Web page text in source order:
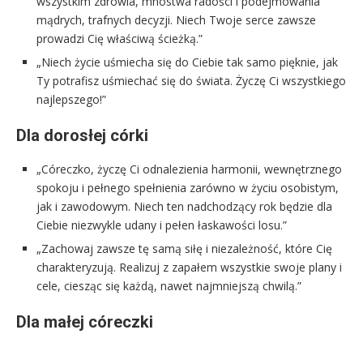
mądrych, trafnych decyzji. Niech Twoje serce zawsze
prowadzi Cię właściwą ścieżką.”
„Niech życie uśmiecha się do Ciebie tak samo pięknie, jak
Ty potrafisz uśmiechać się do świata. Życzę Ci wszystkiego
najlepszego!”
Dla dorosłej córki
„Córeczko, życzę Ci odnalezienia harmonii, wewnętrznego
spokoju i pełnego spełnienia zarówno w życiu osobistym,
jak i zawodowym. Niech ten nadchodzący rok będzie dla
Ciebie niezwykle udany i pełen łaskawości losu.”
„Zachowaj zawsze tę samą siłę i niezależność, które Cię
charakteryzują. Realizuj z zapałem wszystkie swoje plany i
cele, ciesząc się każdą, nawet najmniejszą chwilą.”
Dla małej córeczki